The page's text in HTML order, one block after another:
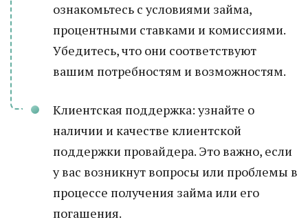
ознакомьтесь с условиями займа,
процентными ставками и комиссиями.
Убедитесь, что они соответствуют
вашим потребностям и возможностям.
Клиентская поддержка: узнайте о
наличии и качестве клиентской
поддержки провайдера. Это важно, если
у вас возникнут вопросы или проблемы в
процессе получения займа или его
погашения.